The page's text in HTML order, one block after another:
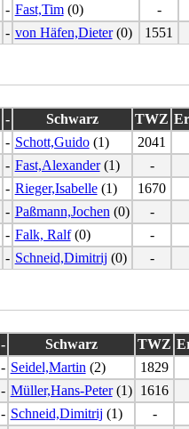
- Fast,Tim(0)
-
- von Häfen,Dieter(0) 1551
- Schwarz TWZ
- Schott,Guido(1)
2041
- Fast,Alexander(1)
-
- Rieger,Isabelle(1)
1670
- Paßmann,Jochen (0)
-
- Falk, Ralf(0)
-
- Schneid,Dimitrij (0) -
- Schwarz TWZ
- Seidel,Martin (2)
1829
- Müller,Hans-Peter(1)
1616
- Schneid,Dimitrij (1)
-